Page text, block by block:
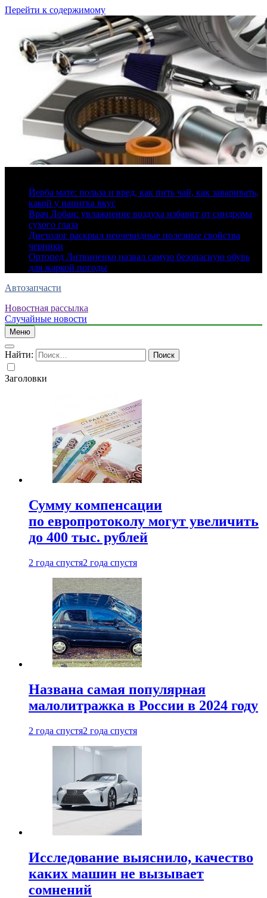
Перейти к содержимому
Йерба мате: польза и вред, как пить чай, как заваривать,
какой у напитка вкус
Врач Лобан: увлажнение воздуха избавит от синдрома
сухого глаза
Диетолог раскрыл неочевидные полезные свойства
черники
Ортопед Литвиненко назвал самую безопасную обувь
для жаркой погоды
Автозапчасти
Новостная рассылка
Случайные новости
Меню
Найти:
Заголовки
Сумму компенсации
по европротоколу могут увеличить
до 400 тыс. рублей
2 года спустя2 года спустя
Названа самая популярная
малолитражка в России в 2024 году
2 года спустя2 года спустя
Исследование выяснило, качество
каких машин не вызывает
сомнений